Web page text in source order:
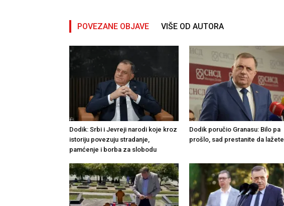
POVEZANE OBJAVE VIŠE OD AUTORA
Dodik: Srbi i Јevreji narodi koje kroz
istoriju povezuju stradanje,
pamćenje i borba za slobodu
Dodik poručio Granasu: Bilo pa
prošlo, sad prestanite da lažete